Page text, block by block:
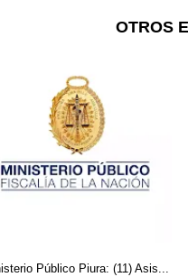
OTROS
Público Piura: (11) Asis...